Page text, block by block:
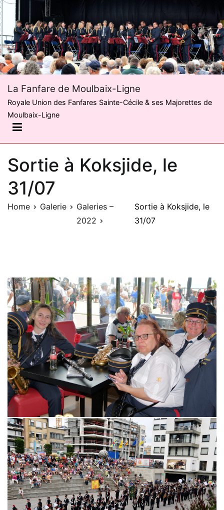
Skip
to
content
La Fanfare de Moulbaix-Ligne
Royale Union des Fanfares Sainte-Cécile & ses Majorettes de
Moulbaix-Ligne
Sortie à Koksjide, le
31/07
Home Galerie
Galeries –
2022
Sortie à Koksjide, le
31/07